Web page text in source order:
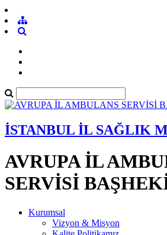
İSTANBUL İL SAĞLIK
AVRUPA İL
SERVİSİ
Kurumsal
Vizyon & Misyon